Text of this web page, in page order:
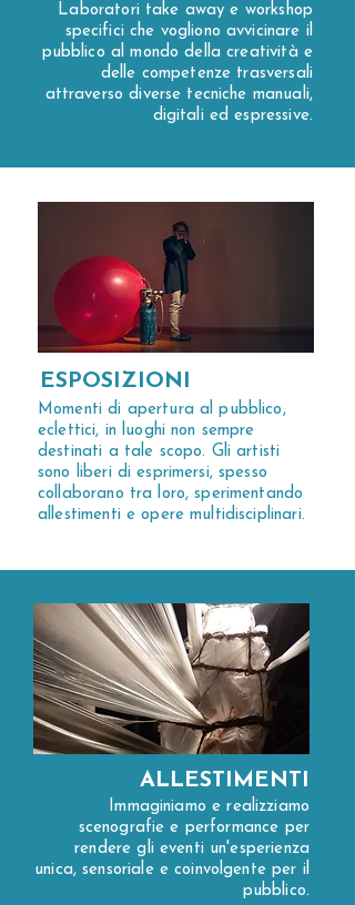
Laboratori take away e workshop
specifici che vogliono avvicinare il
pubblico al mondo della creatività e
delle competenze trasversali
attraverso diverse tecniche manuali,
digitali ed espressive.
ESPOSIZIONI
Momenti di apertura al pubblico,
eclettici, in luoghi non sempre
destinati a tale scopo. Gli artisti
sono liberi di esprimersi, spesso
collaborano tra loro, sperimentando
allestimenti e opere multidisciplinari.
ALLESTIMENTI
Immaginiamo e realizziamo
scenografie e performance per
rendere gli eventi un'esperienza
unica, sensoriale e coinvolgente per il
pubblico.